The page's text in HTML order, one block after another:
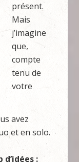
présent.
Mais
j’imagine
que,
compte
tenu de
votre
avez
et en solo.
: